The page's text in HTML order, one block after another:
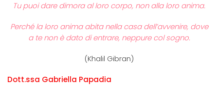
Tu puoi dare dimora al loro corpo, non alla loro anima.
Perché la loro anima abita nella casa dell’avvenire, dove
a te non è dato di entrare, neppure col sogno.
(Khalil Gibran)
Dott.ssa Gabriella Papadia